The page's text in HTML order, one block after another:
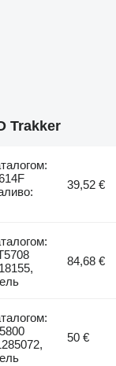
Trakker
39,52 €
84,68 €
50 €